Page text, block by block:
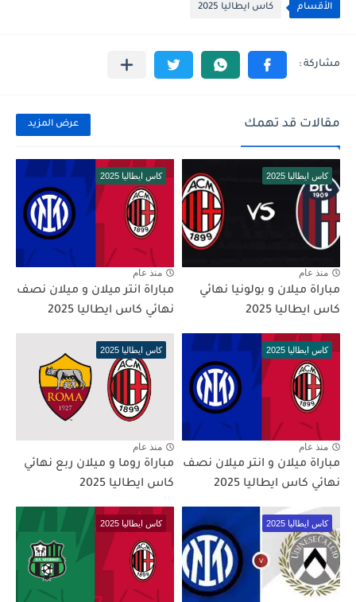
الأقسام كاس ايطاليا 2025
مقالات قد تهمك عرض المزيد
كاس ايطاليا 2025
منذ عام
مباراة ميلان و بولونيا نهائي
كاس ايطاليا 2025
كاس ايطاليا 2025
منذ عام
مباراة انتر ميلان و ميلان نصف
نهائي كاس ايطاليا 2025
كاس ايطاليا 2025
منذ عام
مباراة ميلان و انتر ميلان نصف
نهائي كاس ايطاليا 2025
كاس ايطاليا 2025
منذ عام
مباراة روما و ميلان ربع نهائي
كاس ايطاليا 2025
كاس ايطاليا 2025 كاس ايطاليا 2025